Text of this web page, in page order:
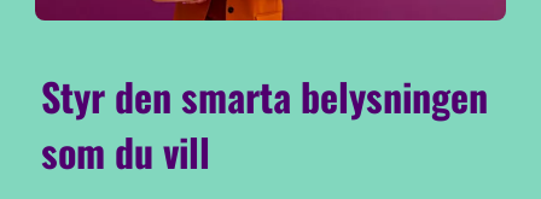
Styr den smarta belysningen
som du vill